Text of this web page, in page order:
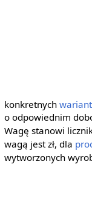
konkretnych
o odpowiednim
Wagę stanowi
wagą jest zł, dla
wytworzonych